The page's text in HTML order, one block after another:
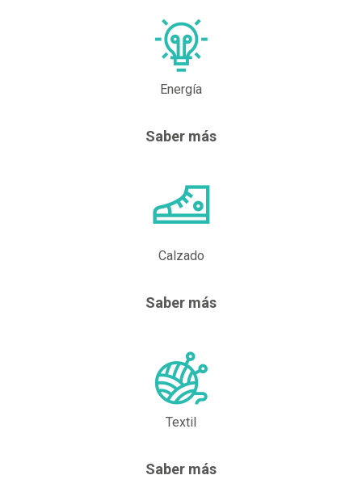
Energía
Saber más
Calzado
Saber más
Textil
Saber más